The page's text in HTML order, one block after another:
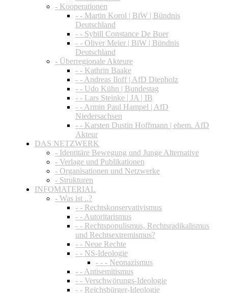
- Kooperationen
- - Martin Korol | BiW | Bündnis
Deutschland
- - Sybill Constance De Buer
- - Oliver Meier | BiW | Bündnis
Deutschland
- Überregionale Akteure
- - Kathrin Baake
- - Andreas Iloff | AfD Diepholz
- - Udo Kühn | Bundestag
- - Lars Steinke | JA | IB
- - Armin Paul Hampel | AfD
Niedersachsen
- - Karsten Dustin Hoffmann | ehem. AfD
Akteur
DAS NETZWERK
- Identitäre Bewegung und Junge Alternative
- Verlage und Publikationen
- Organisationen und Netzwerke
- Strukturen
INFOMATERIAL
- Was ist ..?
- - Rechtskonservativismus
- - Autoritarismus
- - Rechtspopulismus, Rechtsradikalismus
und Rechtsextremismus?
- - Neue Rechte
- - NS-Ideologie
- - - Neonazismus
- - Antisemitismus
- - Verschwörungs-Ideologie
- - Reichsbürger-Ideologie